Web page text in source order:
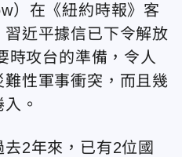
）在《紐約時報》客
近平據信已下令解放
時攻台的準備，令人
性軍事衝突，而且幾
。
2年來，已有2位國